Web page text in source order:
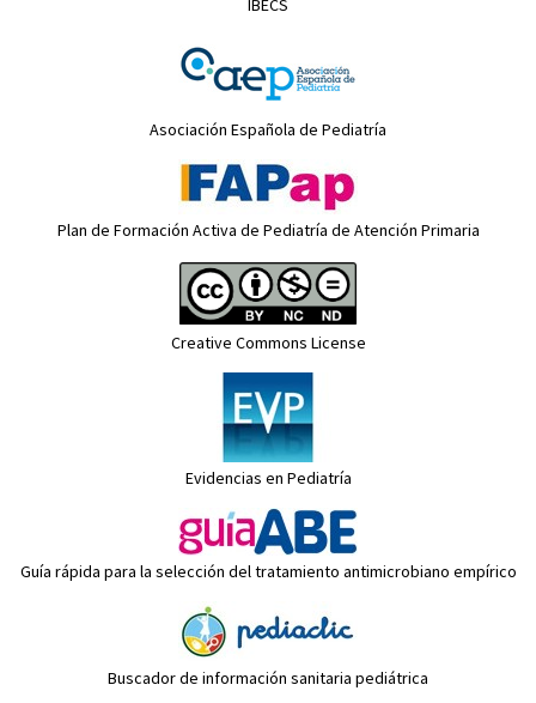
IBECS
Asociación Española de Pediatría
Plan de Formación Activa de Pediatría de Atención Primaria
Creative Commons License
Evidencias en Pediatría
Guía rápida para la selección del tratamiento antimicrobiano empírico
Buscador de información sanitaria pediátrica